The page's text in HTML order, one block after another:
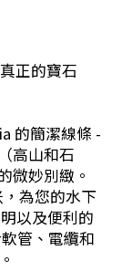
正的寶石
的簡潔線條 -
高山和石
微妙別緻。
為您的水下
以及便利的
管、電纜和